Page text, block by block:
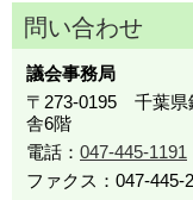
問い合わせ
議会事務局
〒273-0195 千葉
舎6階
電話： 047-445-1191
ファクス：047-445-